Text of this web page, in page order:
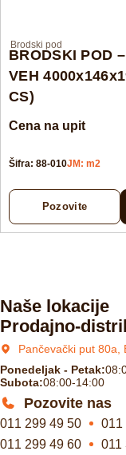
Brodski pod
BRODSKI POD
VEH
CS)
Cena na upit
Šifra: 88-010JM: m2
Pozovite
Naše lokacije
Prodajno-
Pančevački put 80a,
Ponedeljak - Petak:
Subota:08:00-14:00
Pozovite nas
011 299 49 50 011
011 299 49 60
011